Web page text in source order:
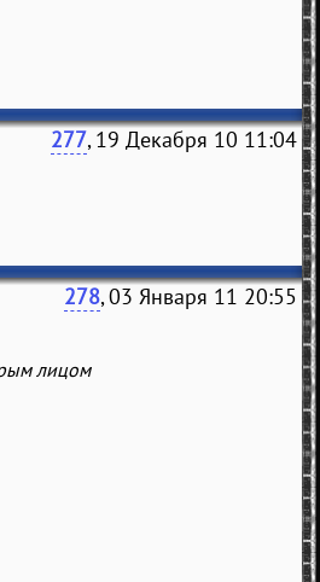
277, 19 Декабря 10 11:04
278, 03 Января 11 20:55
лицом